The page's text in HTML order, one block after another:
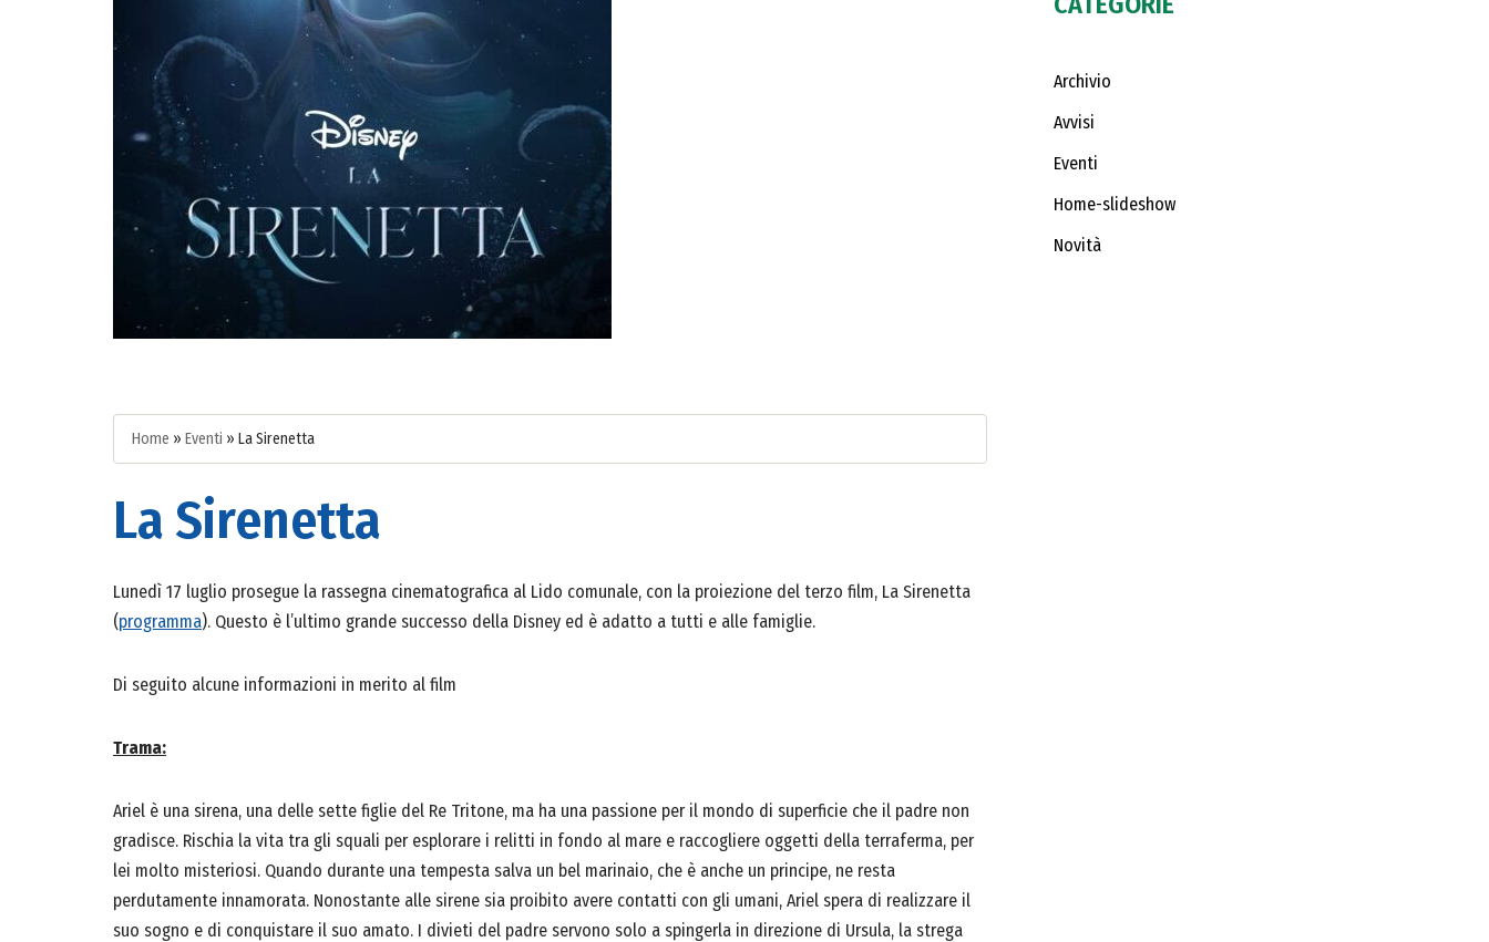
Home » Eventi » La Sirenetta
La Sirenetta
Lunedì 17 luglio prosegue la rassegna cinematografica al Lido comunale, con la proiezione del terzo film, La Sirenetta
(programma). Questo è l’ultimo grande successo della Disney ed è adatto a tutti e alle famiglie.
Di seguito alcune informazioni in merito al film
Trama:
Ariel è una sirena, una delle sette figlie del Re Tritone, ma ha una passione per il mondo di superficie che il padre non
gradisce. Rischia la vita tra gli squali per esplorare i relitti in fondo al mare e raccogliere oggetti della terraferma, per
lei molto misteriosi. Quando durante una tempesta salva un bel marinaio, che è anche un principe, ne resta
perdutamente innamorata. Nonostante alle sirene sia proibito avere contatti con gli umani, Ariel spera di realizzare il
suo sogno e di conquistare il suo amato. I divieti del padre servono solo a spingerla in direzione di Ursula, la strega
Archivio
Avvisi
Eventi
Home-slideshow
Novità